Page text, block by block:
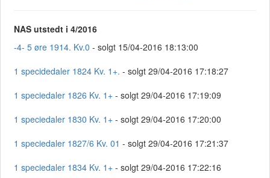
NAS utstedt i 4/2016
-4- 5 øre 1914. Kv.0 - solgt 15/04-2016 18:13:00
1 specidedaler 1824 Kv. 1+. - solgt 29/04-2016 17:18:27
1 speciedaler 1826 Kv. 1+ - solgt 29/04-2016 17:19:09
1 speciedaler 1830 Kv. 1+ - solgt 29/04-2016 17:20:00
1 speciedaler 1827/6 Kv. 01 - solgt 29/04-2016 17:21:37
1 speciedaler 1834 Kv. 1+ - solgt 29/04-2016 17:22:16